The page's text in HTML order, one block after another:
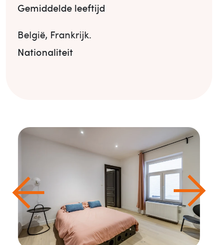
Gemiddelde leeftijd
België, Frankrijk.
Nationaliteit